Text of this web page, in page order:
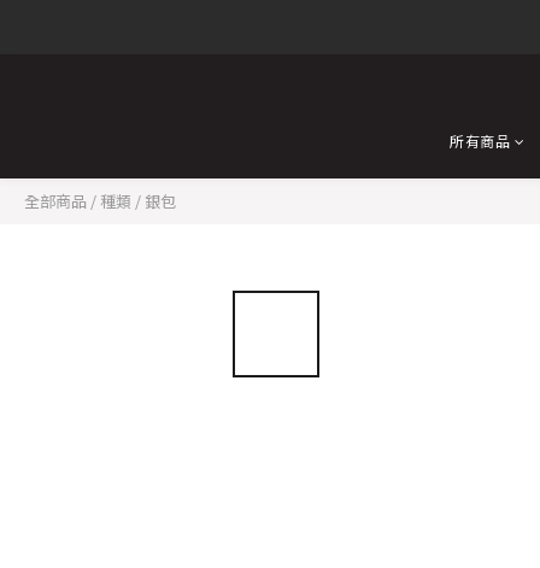
所有商品
全部商品 / 種類 / 銀包